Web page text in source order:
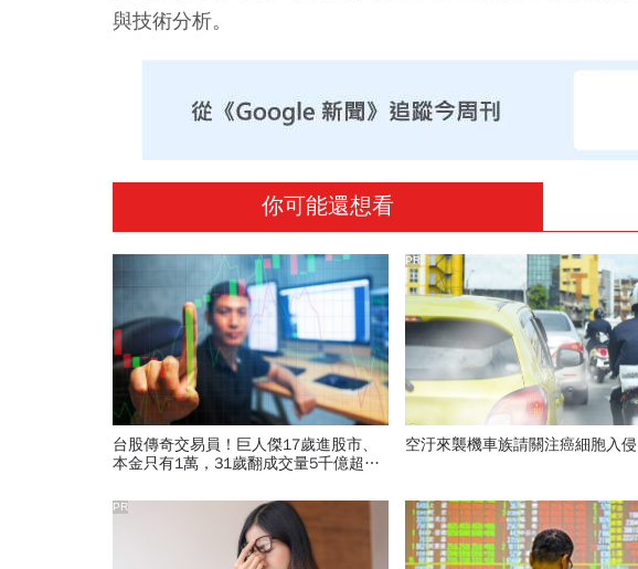
與技術分析。
你可能還想看
台股傳奇交易員！巨人傑17歲進股市、
本金只有1萬，31歲翻成交量5千億超級
空汙來襲機車族請關注癌細胞入侵
PR
PR